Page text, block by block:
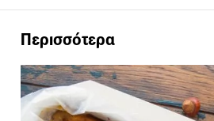
Περισσότερα